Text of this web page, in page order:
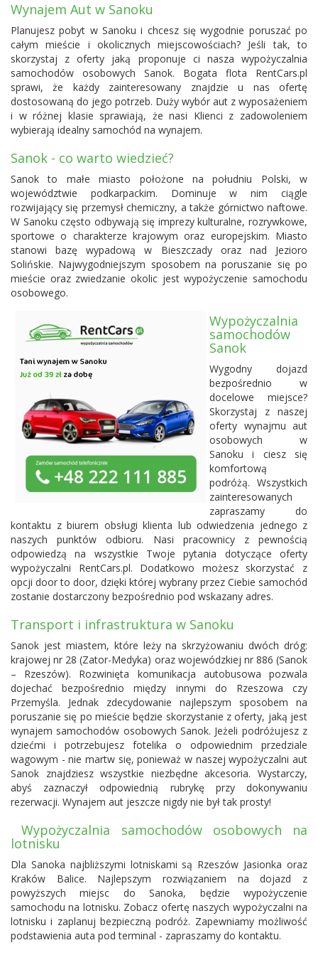
Wynajem Aut w Sanoku
Planujesz pobyt w Sanoku i chcesz się wygodnie poruszać po
całym mieście i okolicznych miejscowościach? Jeśli tak, to
skorzystaj z oferty jaką proponuje ci nasza wypożyczalnia
samochodów osobowych Sanok. Bogata flota RentCars.pl
sprawi, że każdy zainteresowany znajdzie u nas ofertę
dostosowaną do jego potrzeb. Duży wybór aut z wyposażeniem
i w różnej klasie sprawiają, że nasi Klienci z zadowoleniem
wybierają idealny samochód na wynajem.
Sanok - co warto wiedzieć?
Sanok to małe miasto położone na południu Polski, w
województwie podkarpackim. Dominuje w nim ciągle
rozwijający się przemysł chemiczny, a także górnictwo naftowe.
W Sanoku często odbywają się imprezy kulturalne, rozrywkowe,
sportowe o charakterze krajowym oraz europejskim. Miasto
stanowi bazę wypadową w Bieszczady oraz nad Jezioro
Solińskie. Najwygodniejszym sposobem na poruszanie się po
mieście oraz zwiedzanie okolic jest wypożyczenie samochodu
osobowego.
Wypożyczalnia
samochodów
Sanok
Wygodny dojazd
bezpośrednio w
docelowe miejsce?
Skorzystaj z naszej
oferty wynajmu aut
osobowych w
Sanoku i ciesz się
komfortową
podróżą. Wszystkich
zainteresowanych
zapraszamy do
kontaktu z biurem obsługi klienta lub odwiedzenia jednego z
naszych punktów odbioru. Nasi pracownicy z pewnością
odpowiedzą na wszystkie Twoje pytania dotyczące oferty
wypożyczalni RentCars.pl. Dodatkowo możesz skorzystać z
opcji door to door, dzięki której wybrany przez Ciebie samochód
zostanie dostarczony bezpośrednio pod wskazany adres.
Transport i infrastruktura w Sanoku
Sanok jest miastem, które leży na skrzyżowaniu dwóch dróg:
krajowej nr 28 (Zator-Medyka) oraz wojewódzkiej nr 886 (Sanok
– Rzeszów). Rozwinięta komunikacja autobusowa pozwala
dojechać bezpośrednio między innymi do Rzeszowa czy
Przemyśla. Jednak zdecydowanie najlepszym sposobem na
poruszanie się po mieście będzie skorzystanie z oferty, jaką jest
wynajem samochodów osobowych Sanok. Jeżeli podróżujesz z
dziećmi i potrzebujesz fotelika o odpowiednim przedziale
wagowym - nie martw się, ponieważ w naszej wypożyczalni aut
Sanok znajdziesz wszystkie niezbędne akcesoria. Wystarczy,
abyś zaznaczył odpowiednią rubrykę przy dokonywaniu
rezerwacji. Wynajem aut jeszcze nigdy nie był tak prosty!
Wypożyczalnia samochodów osobowych na
lotnisku
Dla Sanoka najbliższymi lotniskami są Rzeszów Jasionka oraz
Kraków Balice. Najlepszym rozwiązaniem na dojazd z
powyższych miejsc do Sanoka, będzie wypożyczenie
samochodu na lotnisku. Zobacz ofertę naszych wypożyczalni na
lotnisku i zaplanuj bezpieczną podróż. Zapewniamy możliwość
podstawienia auta pod terminal - zapraszamy do kontaktu.